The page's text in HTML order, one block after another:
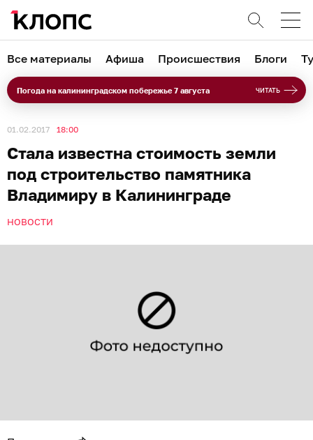
Все материалы Афиша Происшествия Блоги
Погода на калининградском побережье 7 августа ЧИТАТЬ
01.02.2017 18:00
Стала известна стоимость земли
под строительство памятника
Владимиру в Калининграде
НОВОСТИ